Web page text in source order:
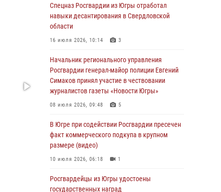
Ивана Яковлева
05 августа 2026, 11:31 4
В Югре ОМОН Росгвардии оказал содействие
05 августа 2026, 11:14
В Югре сотрудники вневедомственной
охраны Росгвардии пресекли более 100
противоправных деяний за прошедшую
05 августа 2026, 05:56
Генерал-полковник Юрий Аверин выступил на
Всероссийском молодёжном
смыслов»
Спецназ Росгвардии из Югры отработал
навыки десантирования в Свердловской
области
16 июля 2026, 10:14 3
Начальник регионального управления
Росгвардии генерал-майор полиции Евгений
Симаков принял участие в чествовании
журналистов газеты «Новости Югры»
08 июля 2026, 09:48 5
В Югре при содействии Росгвардии пресечен
факт коммерческого подкупа в крупном
размере (видео)
10 июля 2026, 06:18 1
Росгвардейцы из Югры удостоены
государственных наград